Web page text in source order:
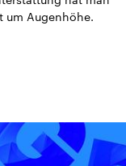
um Augenhöhe.